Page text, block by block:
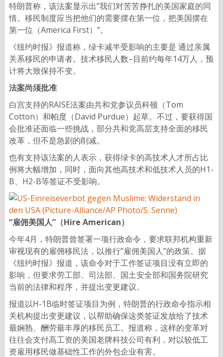
特朗普称，该法案显示出”我们对苦苦挣扎的美国家庭的同
情。移民制度应当把他们的需要摆在第一位，把美国摆在
第一位（America First）”。
《纽约时报》报道称，绿卡减半受影响的主要是 通过亲属
关系移民的申请者。技术移民人数–目前约每年14万人，预
计将大致保持不变。
法案尚须批准
白宫支持的RAISE法案由共和党参议员科顿（Tom
Cotton）和帕度（David Purdue）起草。不过，要获得国
会批准还面临一些挑战，部分共和党高层支持全面的移民
改革，但不是急剧的削减。
也有支持该法案的人表示，获得绿卡的高技术人才所占比
例将大幅增加，同时，面向其他高技术和低技术人员的H1-
B、H2-B等签证不受影响。
“雇佣美国人”（Hire American）
今年4月，特朗普曾签署一项行政命令，要求联邦机构重新
审视现有的雇佣移民法，以推行”雇佣美国人”的政策。据
《纽约时报》报道，该命令对于工作签证项目没有立即的
影响，但要求劳工部、司法部、国土安全部和国务院研究
当前的法律和程序，并提出变更建议。
报道以H-1B临时签证项目为例，特朗普的行政命令指示相
关机构提出变更建议，以帮助确保这类签证发放给了技术
最娴熟、酬劳最丰厚的移民员工。报道称，这样的变革对
往往会支付高工资的美国老牌科技公司有利，对以较低工
资雇用移民做基础性工作的外包企业有害。